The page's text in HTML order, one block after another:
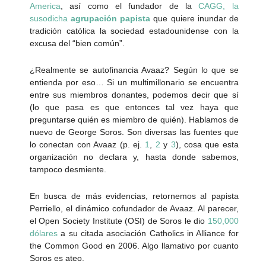
America , así como el fundador de laCAGG, la
susodichaagrupación papista que quiere inundar de
tradición católica la sociedad estadounidense con la
excusa del “bien común”.
¿Realmente se autofinancia Avaaz? Según lo que se
entienda por eso… Si un multimillonario se encuentra
entre sus miembros donantes, podemos decir que sí
(lo que pasa es que entonces tal vez haya que
preguntarse quién es miembro de quién). Hablamos de
nuevo de George Soros. Son diversas las fuentes que
lo conectan con Avaaz (p. ej. 1 2 y 3), cosa que esta
organización no declara y, hasta donde sabemos,
tampoco desmiente.
En busca de más evidencias, retornemos al papista
Perriello, el dinámico cofundador de Avaaz. Al parecer,
el Open Society Institute (OSI) de Soros le dio 150,000
dólaresa su citada asociación Catholics in Alliance for
the Common Good en 2006. Algo llamativo por cuanto
Soros es ateo.